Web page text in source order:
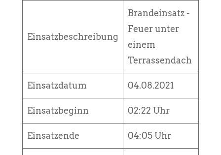
Einsatzbeschreibung
Brandeinsatz -
Feuer unter
einem
Terrassendach
Einsatzdatum 04.08.2021
Einsatzbeginn 02:22 Uhr
Einsatzende 04:05 Uhr